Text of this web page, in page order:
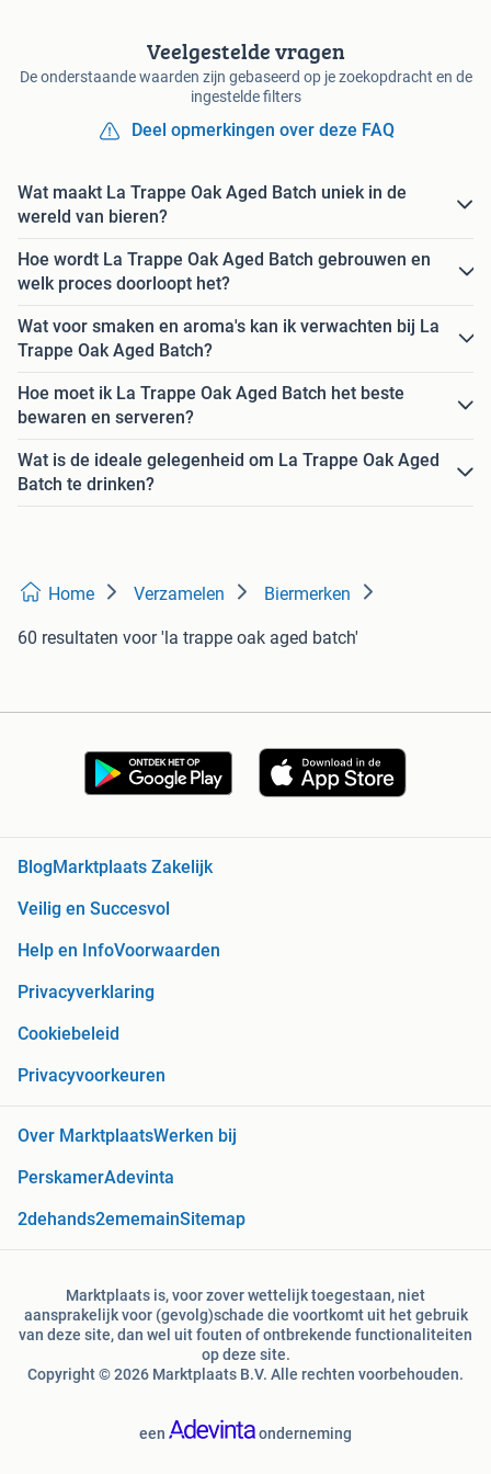
Veelgestelde vragen
De onderstaande waarden zijn gebaseerd op je zoekopdracht en de
ingestelde filters
Deel opmerkingen over deze FAQ
Wat maakt La Trappe Oak Aged Batch uniek in de
wereld van bieren?
Hoe wordt La Trappe Oak Aged Batch gebrouwen en
welk proces doorloopt het?
Wat voor smaken en aroma's kan ik verwachten bij La
Trappe Oak Aged Batch?
Hoe moet ik La Trappe Oak Aged Batch het beste
bewaren en serveren?
Wat is de ideale gelegenheid om La Trappe Oak Aged
Batch te drinken?
Home Verzamelen Biermerken
60 resultaten voor 'la trappe oak aged batch'
Blog Marktplaats Zakelijk
Veilig en Succesvol
Help en InfoVoorwaarden
Privacyverklaring
Cookiebeleid
Privacyvoorkeuren
Over MarktplaatsWerken bij
PerskamerAdevinta
2dehands2ememainSitemap
Marktplaats is, voor zover wettelijk toegestaan, niet
aansprakelijk voor (gevolg)schade die voortkomt uit het gebruik
van deze site, dan wel uit fouten of ontbrekende functionaliteiten
op deze site.
Copyright © 2026 Marktplaats B.V. Alle rechten voorbehouden.
een onderneming